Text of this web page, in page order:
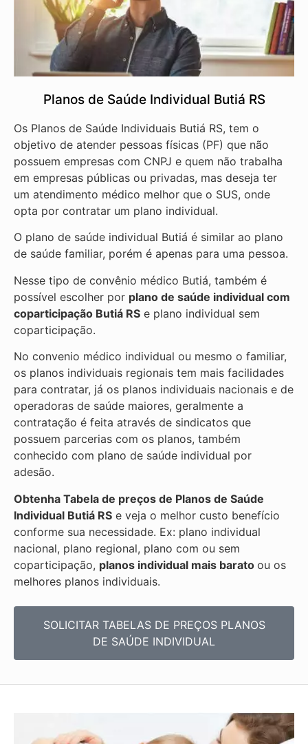
Planos de Saúde Individual Butiá RS
Os Planos de Saúde Individuais Butiá RS, tem o
objetivo de atender pessoas físicas (PF) que não
possuem empresas com CNPJ e quem não trabalha
em empresas públicas ou privadas, mas deseja ter
um atendimento médico melhor que o SUS, onde
opta por contratar um plano individual.
O plano de saúde individual Butiá é similar ao plano
de saúde familiar, porém é apenas para uma pessoa.
Nesse tipo de convênio médico Butiá, também é
possível escolher por plano de saúde individual com
coparticipação Butiá RS e plano individual sem
coparticipação.
No convenio médico individual ou mesmo o familiar,
os planos individuais regionais tem mais facilidades
para contratar, já os planos individuais nacionais e de
operadoras de saúde maiores, geralmente a
contratação é feita através de sindicatos que
possuem parcerias com os planos, também
conhecido com plano de saúde individual por
adesão.
Obtenha Tabela de preços de Planos de Saúde
Individual Butiá RS e veja o melhor custo benefício
conforme sua necessidade. Ex: plano individual
nacional, plano regional, plano com ou sem
coparticipação, planos individual mais barato ou os
melhores planos individuais.
SOLICITAR TABELAS DE PREÇOS PLANOS
DE SAÚDE INDIVIDUAL